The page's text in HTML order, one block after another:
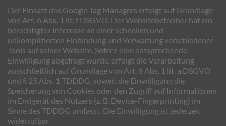
Der Einsatz des Google Tag Managers erfolgt auf Grundlage
von Art. 6 Abs. 1 lit. f DSGVO. Der Websitebetreiber hat ein
berechtigtes Interesse an einer schnellen und
unkomplizierten Einbindung und Verwaltung verschiedener
Tools auf seiner Website. Sofern eine entsprechende
Einwilligung abgefragt wurde, erfolgt die Verarbeitung
ausschließlich auf Grundlage von Art. 6 Abs. 1 lit. a DSGVO
und § 25 Abs. 1 TDDDG, soweit die Einwilligung die
Speicherung von Cookies oder den Zugriff auf Informationen
im Endgerät des Nutzers (z. B. Device-Fingerprinting) im
Sinne des TDDDG umfasst. Die Einwilligung ist jederzeit
widerrufbar.